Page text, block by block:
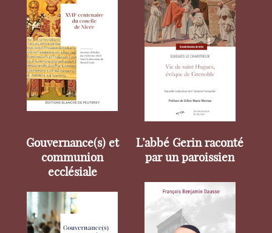
Gouvernance(s) et
communion
ecclésiale
L’abbé Gerin raconté
par un paroissien